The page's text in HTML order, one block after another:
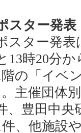
スター発表
ター発表
13時20分
の「イベ
主催団体
、豊田中
件、他施設